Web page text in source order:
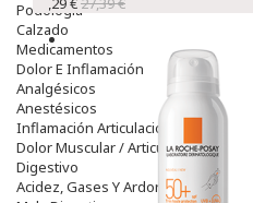
Podología
Calzado
Medicamentos
Dolor E Inflamación
Analgésicos
Anestésicos
Inflamación Articulaciones
Dolor Muscular / Articular
Digestivo
Acidez, Gases Y Ardores